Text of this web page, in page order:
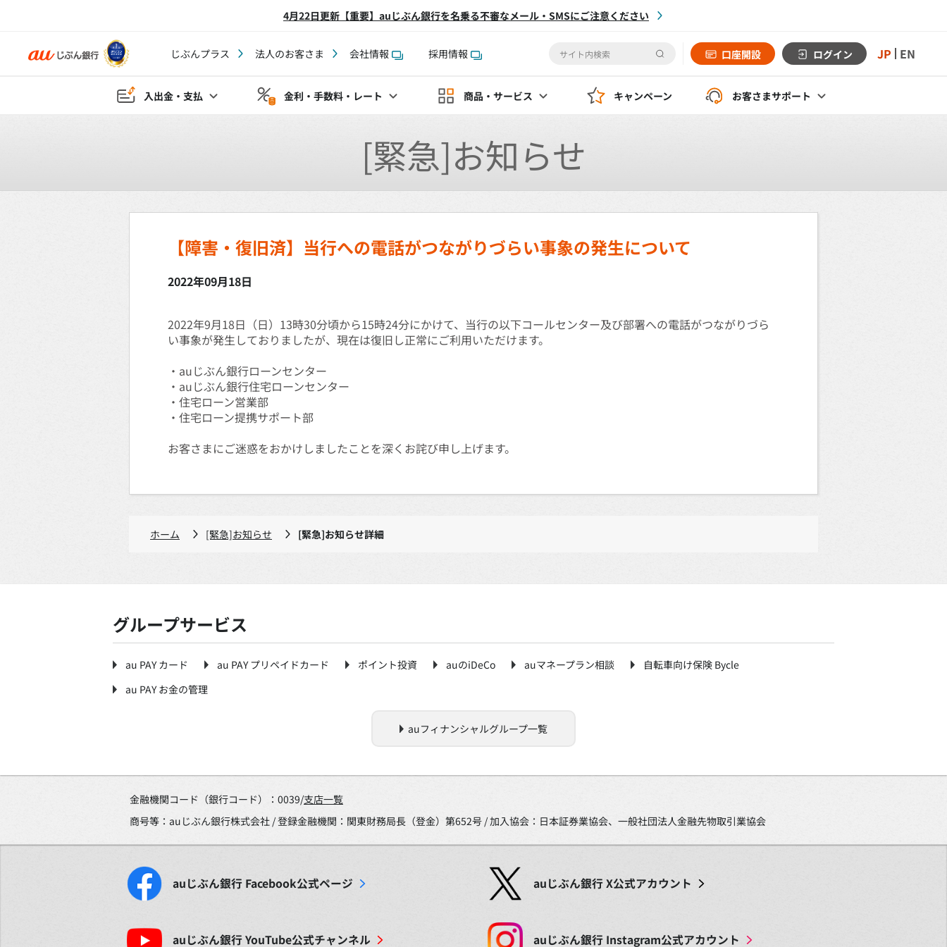
4月22日更新【重要】auじぶん銀行を名乗る不審なメール・SMSにご注意ください
じぶんプラス 法人のお客さま 会社情報 採用情報 口座開設 ログイン JP EN
入出金・支払 金利・手数料・レート 商品・サービス キャンペーン お客さまサポート
[緊急]お知らせ
【障害・復旧済】当行への電話がつながりづらい事象の発生について
2022年09月18日
2022年9月18日（日）13時30分頃から15時24分にかけて、当行の以下コールセンター及び部署への電話がつながりづら
い事象が発生しておりましたが、現在は復旧し正常にご利用いただけます。
・auじぶん銀行ローンセンター
・auじぶん銀行住宅ローンセンター
・住宅ローン営業部
・住宅ローン提携サポート部
お客さまにご迷惑をおかけしましたことを深くお詫び申し上げます。
ホーム [緊急]お知らせ [緊急]お知らせ詳細
グループサービス
au PAY カード au PAY プリペイドカード ポイント投資 auのiDeCo auマネープラン相談
自転車向け保険 Bycle
au PAY お金の管理
auフィナンシャルグループ一覧
金融機関コード（銀行コード）：0039/支店一覧
商号等：auじぶん銀行株式会社 / 登録金融機関：関東財務局長（登金）第652号 / 加入協会：日本証券業協会、一般社団法人金融先物取引業協会
auじぶん銀行 Facebook公式ページ auじぶん銀行X公式アカウント
auじぶん銀行YouTube公式チャンネル auじぶん銀行 Instagram公式アカウント